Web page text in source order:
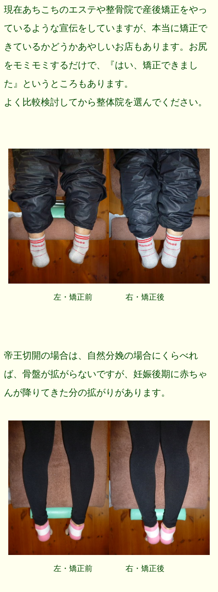
現在あちこちのエステや整骨院で産後矯正をやっ
ているような宣伝をしていますが、本当に矯正で
きているかどうかあやしいお店もあります。お尻
をモミモミするだけで、『はい、矯正できまし
た』というところもあります。
よく比較検討してから整体院を選んでください。
左・矯正前 右・矯正後
帝王切開の場合は、自然分娩の場合にくらべれ
ば、骨盤が拡がらないですが、妊娠後期に赤ちゃ
んが降りてきた分の拡がりがあります。
左・矯正前 右・矯正後